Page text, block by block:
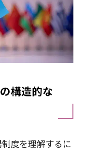
構造的な
度を理解するに